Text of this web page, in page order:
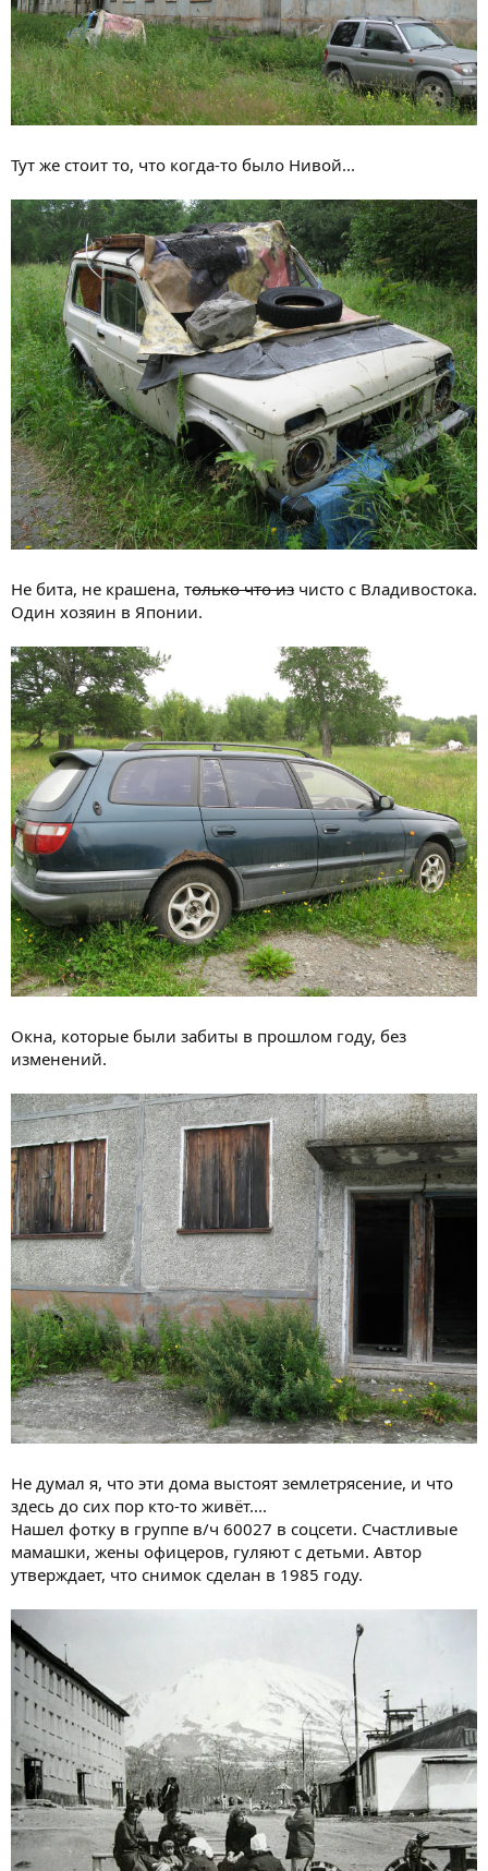
Тут же стоит то, что когда-то было Нивой...
Не бита, не крашена, только что из чисто с Владивостока.
Один хозяин в Японии.
Окна, которые были забиты в прошлом году, без
изменений.
Не думал я, что эти дома выстоят землетрясение, и что
здесь до сих пор кто-то живёт....
Нашел фотку в группе в/ч 60027 в соцсети. Счастливые
мамашки, жены офицеров, гуляют с детьми. Автор
утверждает, что снимок сделан в 1985 году.